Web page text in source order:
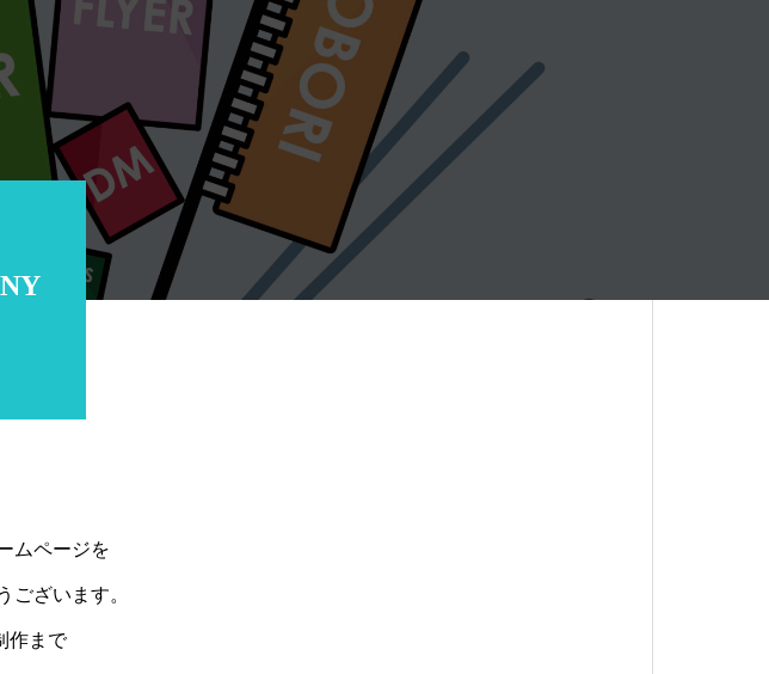
ムページを
ございます。
作まで